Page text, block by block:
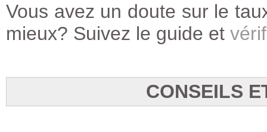
Vous avez un doute sur le
mieux? Suivez le guide et
CONSEILS